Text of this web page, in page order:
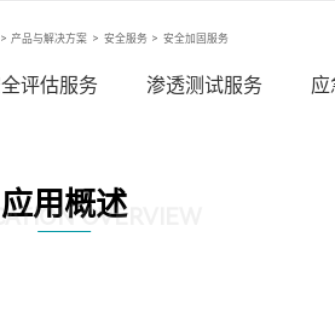
> 产品与解决方案 > 安全服务 > 安全加固服务
评估服务 渗透测试服务
应用概述OVERVIEW